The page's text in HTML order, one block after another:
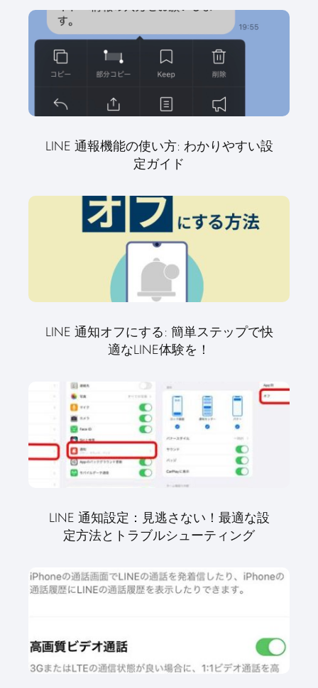
LINE 通報機能の使い方: わかりやすい設
定ガイド
LINE 通知オフにする: 簡単ステップで快
適なLINE体験を！
LINE 通知設定：見逃さない！最適な設
定方法とトラブルシューティング